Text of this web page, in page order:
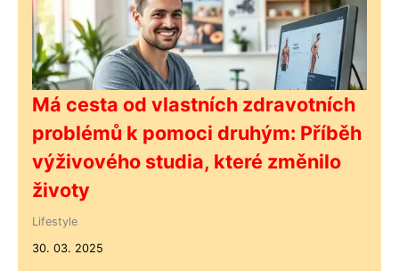
Má cesta od vlastních zdravotních
problémů k pomoci druhým: Příběh
výživového studia, které změnilo
životy
Lifestyle
30. 03. 2025